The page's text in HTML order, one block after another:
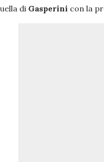
di Gasperini con la